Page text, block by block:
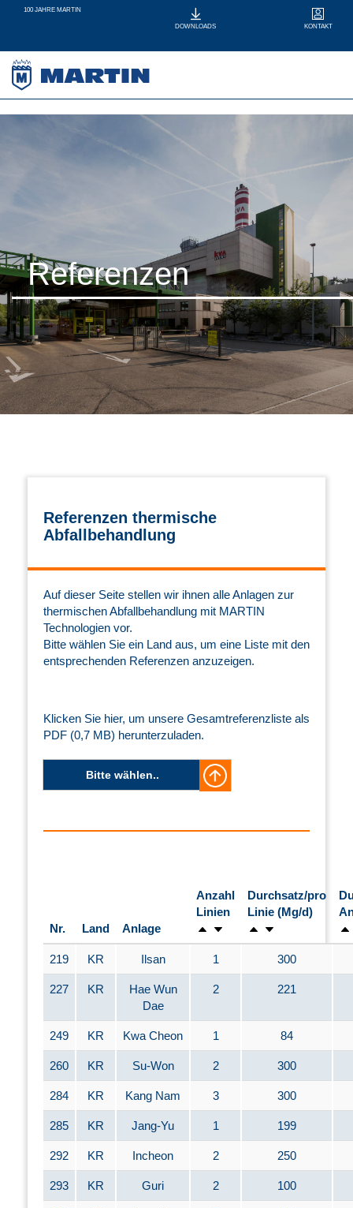
100 JAHRE MARTIN
DOWNLOADS KONTAKT
Referenzen
Referenzen thermische
Abfallbehandlung
Auf dieser Seite stellen wir ihnen alle Anlagen zur
thermischen Abfallbehandlung mit MARTIN
Technologien vor.
Bitte wählen Sie ein Land aus, um eine Liste mit den
entsprechenden Referenzen anzuzeigen.
Klicken Sie hier, um unsere Gesamtreferenzliste als
PDF (0,7 MB) herunterzuladen.
Bitte wählen..
Nr. Land Anlage
Anzahl
Linien
Durchsatz/pro
Linie (Mg/d)
219 KR Ilsan 1 300
227 KR
Hae Wun
Dae
2 221
249 KR Kwa Cheon 1 84
260 KR Su-Won 2 300
284 KR Kang Nam 3 300
285 KR Jang-Yu 1 199
292 KR Incheon 2 250
293 KR Guri 2 100